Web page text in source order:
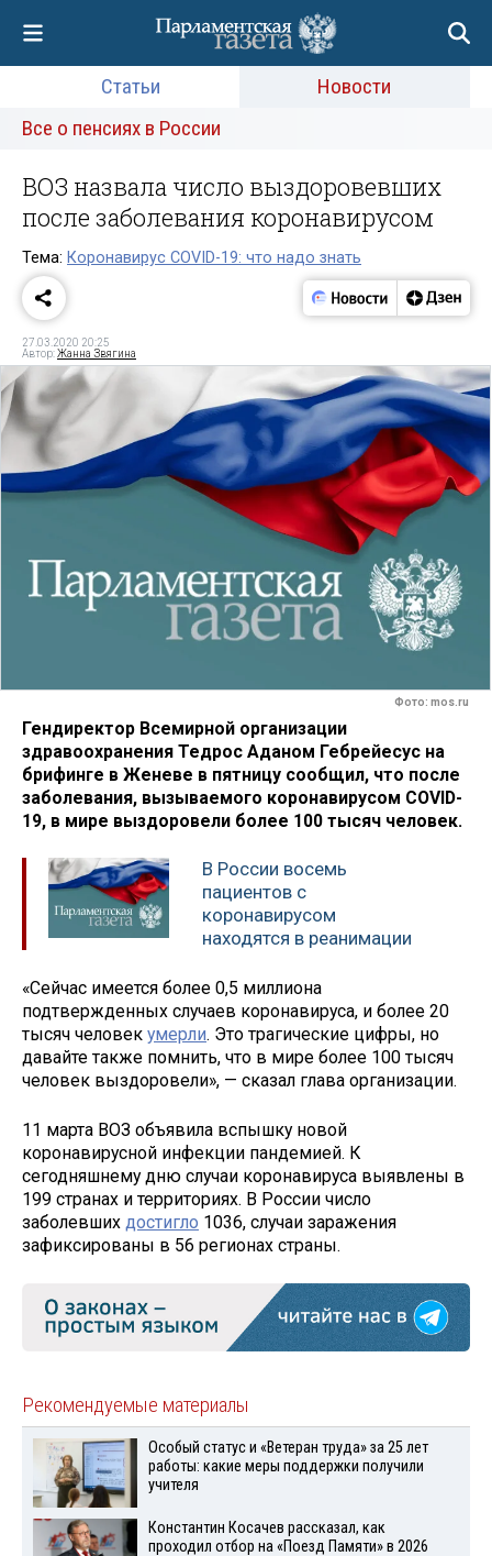
Статьи
Новости
Все о пенсиях в России
ВОЗ назвала число выздоровевших
после заболевания коронавирусом
Тема: Коронавирус COVID-19: что надо знать
27.03.2020 20:25
Автор:Жанна Звягина
Фото: mos.ru
Гендиректор Всемирной организации
здравоохранения Тедрос Аданом Гебрейесус на
брифинге в Женеве в пятницу сообщил, что после
заболевания, вызываемого коронавирусом COVID-
19, в мире выздоровели более 100 тысяч человек.
В России восемь
пациентов с
коронавирусом
находятся в реанимации
«Сейчас имеется более 0,5 миллиона
подтвержденных случаев коронавируса, и более 20
тысяч человек умерли. Это трагические цифры, но
давайте также помнить, что в мире более 100 тысяч
человек выздоровели», — сказал глава организации.
11 марта ВОЗ объявила вспышку новой
коронавирусной инфекции пандемией. К
сегодняшнему дню случаи коронавируса выявлены в
199 странах и территориях. В России число
заболевших достигло 1036, случаи заражения
зафиксированы в 56 регионах страны.
Рекомендуемые материалы
Особый статус и «Ветеран труда» за 25 лет
работы: какие меры поддержки получили
учителя
Константин Косачев рассказал, как
проходил отбор на «Поезд Памяти» в 2026